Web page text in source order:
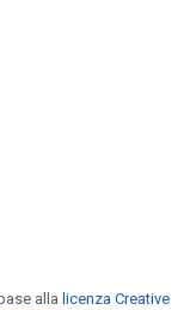
alla licenza Creative